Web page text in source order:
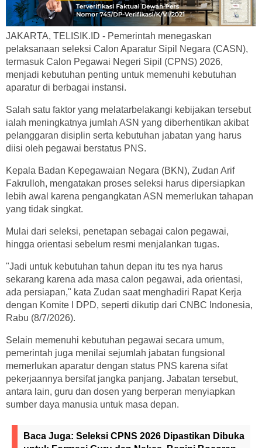
JAKARTA, TELISIK.ID - Pemerintah menegaskan
pelaksanaan seleksi Calon Aparatur Sipil Negara (CASN),
termasuk Calon Pegawai Negeri Sipil (CPNS) 2026,
menjadi kebutuhan penting untuk memenuhi kebutuhan
aparatur di berbagai instansi.
Salah satu faktor yang melatarbelakangi kebijakan tersebut
ialah meningkatnya jumlah ASN yang diberhentikan akibat
pelanggaran disiplin serta kebutuhan jabatan yang harus
diisi oleh pegawai berstatus PNS.
Kepala Badan Kepegawaian Negara (BKN), Zudan Arif
Fakrulloh, mengatakan proses seleksi harus dipersiapkan
lebih awal karena pengangkatan ASN memerlukan tahapan
yang tidak singkat.
Mulai dari seleksi, penetapan sebagai calon pegawai,
hingga orientasi sebelum resmi menjalankan tugas.
"Jadi untuk kebutuhan tahun depan itu tes nya harus
sekarang karena ada masa calon pegawai, ada orientasi,
ada persiapan," kata Zudan saat menghadiri Rapat Kerja
dengan Komite I DPD, seperti dikutip dari CNBC Indonesia,
Rabu (8/7/2026).
Selain memenuhi kebutuhan pegawai secara umum,
pemerintah juga menilai sejumlah jabatan fungsional
memerlukan aparatur dengan status PNS karena sifat
pekerjaannya bersifat jangka panjang. Jabatan tersebut,
antara lain, guru dan dosen yang berperan menyiapkan
sumber daya manusia untuk masa depan.
Baca Juga: Seleksi CPNS 2026 Dipastikan Dibuka